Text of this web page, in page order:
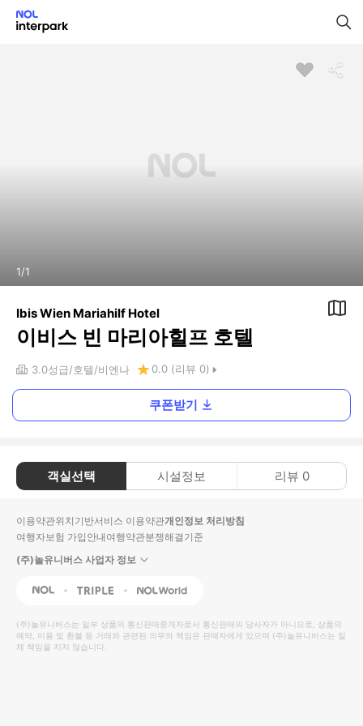
1/1
Ibis Wien Mariahilf Hotel
이비스 빈 마리아힐프 호텔
3.0성급 호텔 비엔나 0.0 (리뷰 0)
쿠폰받기
객실선택 시설정보 리뷰 0
이용약관위치기반서비스 이용약관개인정보 처리방침
여행자보험 가입안내여행약관분쟁해결기준
(주)놀유니버스 사업자 정보
NOL Triple Interpark Global
(주)놀유니버스는 일부 상품의 통신판매중개자로서 통신판매의 당사자가 아니므로, 상품의
예약, 이용 및 환불 등 거래와 관련된 의무와 책임은 판매자에게 있으며 (주)놀유니버스는 일
체 책임을 지지 않습니다.